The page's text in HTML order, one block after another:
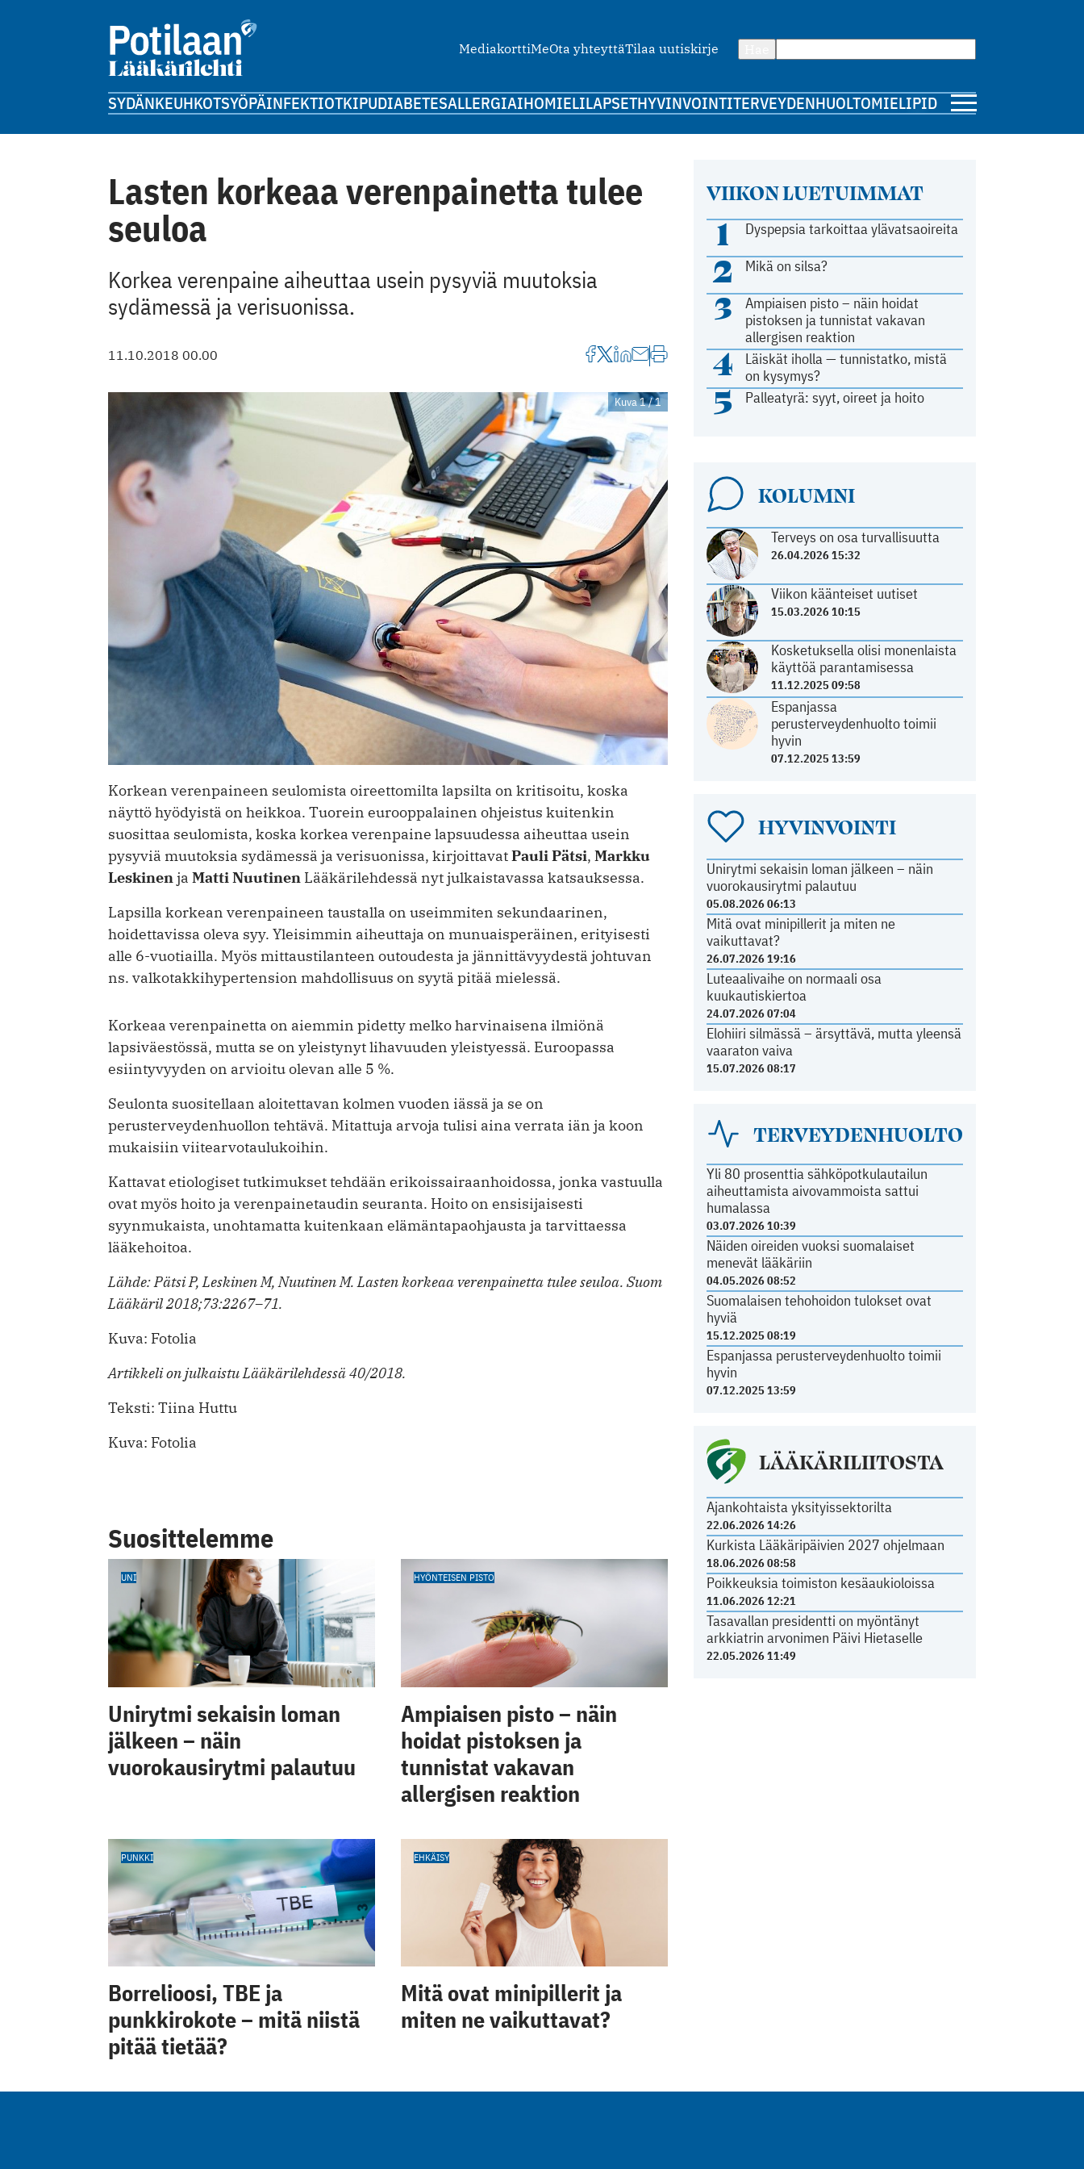
MediakorttiMeOta yhteyttäTilaa uutiskirje
SYDÄNKEUHKOTSYÖPÄINFEKTIOTKIPUDIABETESALLERGIAIHOMIELILAPSETHYVINVOINTITERVEYDENHUOLTOMIELIPIDE
VIIKON LUETUIMMAT
1 Dyspepsia tarkoittaa ylävatsaoireita
2 Mikä on silsa?
3
Ampiaisen pisto – näin hoidat
pistoksen ja tunnistat vakavan
allergisen reaktion
4
Läiskät iholla — tunnistatko, mistä
on kysymys?
5 Palleatyrä: syyt, oireet ja hoito
KOLUMNI
Terveys on osa turvallisuutta
26.04.2026 15:32
Viikon käänteiset uutiset
15.03.2026 10:15
Kosketuksella olisi monenlaista
käyttöä parantamisessa
11.12.2025 09:58
Espanjassa
perusterveydenhuolto toimii
hyvin
07.12.2025 13:59
HYVINVOINTI
Unirytmi sekaisin loman jälkeen – näin
vuorokausirytmi palautuu
05.08.2026 06:13
Mitä ovat minipillerit ja miten ne
vaikuttavat?
26.07.2026 19:16
Luteaalivaihe on normaali osa
kuukautiskiertoa
24.07.2026 07:04
Elohiiri silmässä – ärsyttävä, mutta yleensä
vaaraton vaiva
15.07.2026 08:17
TERVEYDENHUOLTO
Yli 80 prosenttia sähköpotkulautailun
aiheuttamista aivovammoista sattui
humalassa
03.07.2026 10:39
Näiden oireiden vuoksi suomalaiset
menevät lääkäriin
04.05.2026 08:52
Suomalaisen tehohoidon tulokset ovat
hyviä
15.12.2025 08:19
Espanjassa perusterveydenhuolto toimii
hyvin
07.12.2025 13:59
LÄÄKÄRILIITOSTA
Ajankohtaista yksityissektorilta
22.06.2026 14:26
Kurkista Lääkäripäivien 2027 ohjelmaan
18.06.2026 08:58
Poikkeuksia toimiston kesäaukioloissa
11.06.2026 12:21
Tasavallan presidentti on myöntänyt
arkkiatrin arvonimen Päivi Hietaselle
22.05.2026 11:49
Lasten korkeaa verenpainetta tulee
seuloa
Korkea verenpaine aiheuttaa usein pysyviä muutoksia
sydämessä ja verisuonissa.
11.10.2018 00.00
Kuva 1 / 1
Korkean verenpaineen seulomista oireettomilta lapsilta on kritisoitu, koska
näyttö hyödyistä on heikkoa. Tuorein eurooppalainen ohjeistus kuitenkin
suosittaa seulomista, koska korkea verenpaine lapsuudessa aiheuttaa usein
pysyviä muutoksia sydämessä ja verisuonissa, kirjoittavatPauli Pätsi, Markku
Leskinenja Matti Nuutinen Lääkärilehdessä nyt julkaistavassa katsauksessa.
Lapsilla korkean verenpaineen taustalla on useimmiten sekundaarinen,
hoidettavissa oleva syy. Yleisimmin aiheuttaja on munuaisperäinen, erityisesti
alle 6-vuotiailla. Myös mittaustilanteen outoudesta ja jännittävyydestä johtuvan
ns. valkotakkihypertension mahdollisuus on syytä pitää mielessä.
Korkeaa verenpainetta on aiemmin pidetty melko harvinaisena ilmiönä
lapsiväestössä, mutta se on yleistynyt lihavuuden yleistyessä. Euroopassa
esiintyvyyden on arvioitu olevan alle 5 %.
Seulonta suositellaan aloitettavan kolmen vuoden iässä ja se on
perusterveydenhuollon tehtävä. Mitattuja arvoja tulisi aina verrata iän ja koon
mukaisiin viitearvotaulukoihin.
Kattavat etiologiset tutkimukset tehdään erikoissairaanhoidossa, jonka vastuulla
ovat myös hoito ja verenpainetaudin seuranta. Hoito on ensisijaisesti
syynmukaista, unohtamatta kuitenkaan elämäntapaohjausta ja tarvittaessa
lääkehoitoa.
Lähde: Pätsi P, Leskinen M, Nuutinen M. Lasten korkeaa verenpainetta tulee seuloa. Suom
Lääkäril 2018;73:2267–71.
Kuva: Fotolia
Artikkeli on julkaistu Lääkärilehdessä 40/2018.
Teksti: Tiina Huttu
Kuva: Fotolia
Suosittelemme
UNI
Unirytmi sekaisin loman
jälkeen – näin
vuorokausirytmi palautuu
HYÖNTEISEN PISTO
Ampiaisen pisto – näin
hoidat pistoksen ja
tunnistat vakavan
allergisen reaktion
PUNKKI
Borrelioosi, TBE ja
punkkirokote – mitä niistä
pitää tietää?
EHKÄISY
Mitä ovat minipillerit ja
miten ne vaikuttavat?